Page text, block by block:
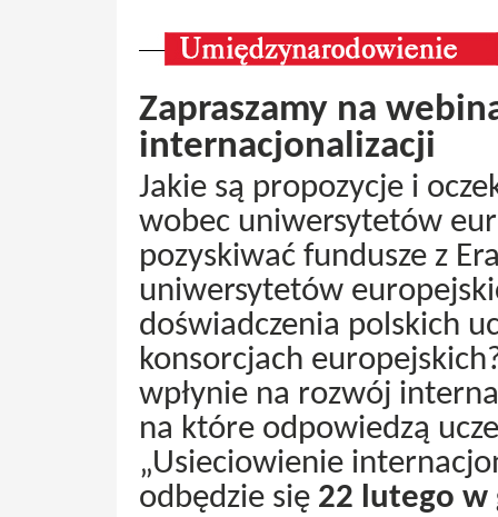
Zapraszamy na
internacjonalizacji
Jakie są propozycje i
wobec uniwersytetów
pozyskiwać fundusze z
uniwersytetów
doświadczenia polskich
konsorcjach
wpłynie na rozwój
na które odpowiedzą
„Usieciowienie
odbędzie się 22 lutego w